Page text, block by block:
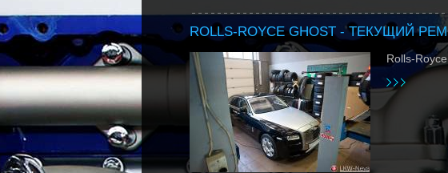
ROLLS-ROYCE GHOST - ТЕКУЩИЙ
Rolls-